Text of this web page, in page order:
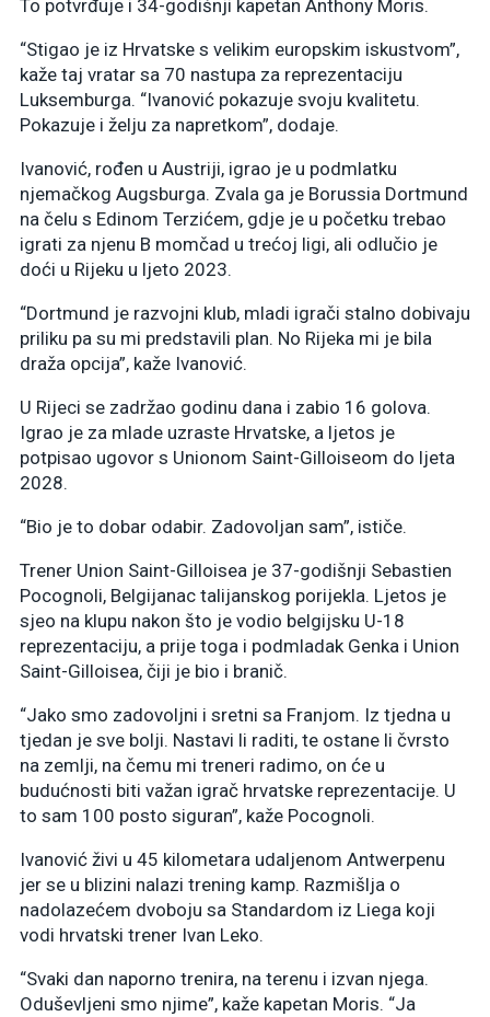
To potvrđuje i 34-godišnji kapetan Anthony Moris.
“Stigao je iz Hrvatske s velikim europskim iskustvom”,
kaže taj vratar sa 70 nastupa za reprezentaciju
Luksemburga. “Ivanović pokazuje svoju kvalitetu.
Pokazuje i želju za napretkom”, dodaje.
Ivanović, rođen u Austriji, igrao je u podmlatku
njemačkog Augsburga. Zvala ga je Borussia Dortmund
na čelu s Edinom Terzićem, gdje je u početku trebao
igrati za njenu B momčad u trećoj ligi, ali odlučio je
doći u Rijeku u ljeto 2023.
“Dortmund je razvojni klub, mladi igrači stalno dobivaju
priliku pa su mi predstavili plan. No Rijeka mi je bila
draža opcija”, kaže Ivanović.
U Rijeci se zadržao godinu dana i zabio 16 golova.
Igrao je za mlade uzraste Hrvatske, a ljetos je
potpisao ugovor s Unionom Saint-Gilloiseom do ljeta
2028.
“Bio je to dobar odabir. Zadovoljan sam”, ističe.
Trener Union Saint-Gilloisea je 37-godišnji Sebastien
Pocognoli, Belgijanac talijanskog porijekla. Ljetos je
sjeo na klupu nakon što je vodio belgijsku U-18
reprezentaciju, a prije toga i podmladak Genka i Union
Saint-Gilloisea, čiji je bio i branič.
“Jako smo zadovoljni i sretni sa Franjom. Iz tjedna u
tjedan je sve bolji. Nastavi li raditi, te ostane li čvrsto
na zemlji, na čemu mi treneri radimo, on će u
budućnosti biti važan igrač hrvatske reprezentacije. U
to sam 100 posto siguran”, kaže Pocognoli.
Ivanović živi u 45 kilometara udaljenom Antwerpenu
jer se u blizini nalazi trening kamp. Razmišlja o
nadolazećem dvoboju sa Standardom iz Liega koji
vodi hrvatski trener Ivan Leko.
“Svaki dan naporno trenira, na terenu i izvan njega.
Oduševljeni smo njime”, kaže kapetan Moris. “Ja